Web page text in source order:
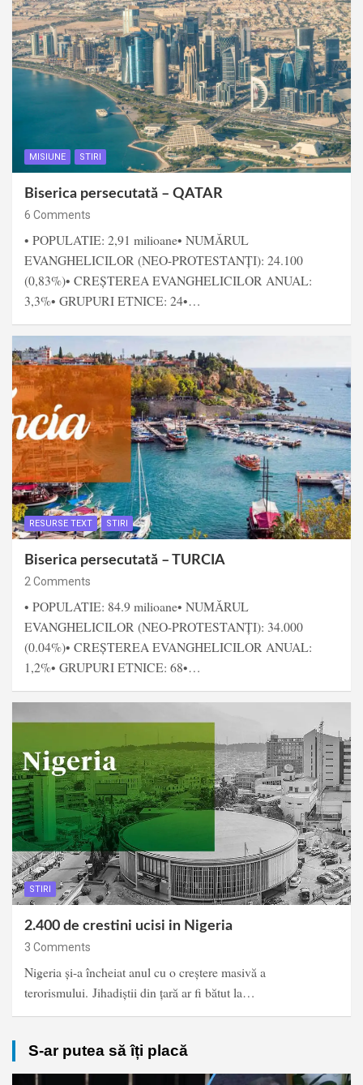
MISIUNE STIRI
Biserica persecutată – QATAR
6 Comments
• POPULATIE: 2,91 milioane• NUMĂRUL
EVANGHELICILOR (NEO-PROTESTANȚI): 24.100
(0,83%)• CREȘTEREA EVANGHELICILOR ANUAL:
3,3%• GRUPURI ETNICE: 24•…
RESURSE TEXT STIRI
Biserica persecutată – TURCIA
2 Comments
• POPULATIE: 84.9 milioane• NUMĂRUL
EVANGHELICILOR (NEO-PROTESTANȚI): 34.000
(0.04%)• CREȘTEREA EVANGHELICILOR ANUAL:
1,2%• GRUPURI ETNICE: 68•…
STIRI
2.400 de crestini ucisi in Nigeria
3 Comments
Nigeria și-a încheiat anul cu o creștere masivă a
terorismului. Jihadiștii din țară ar fi bătut la…
S-ar putea să îți placă